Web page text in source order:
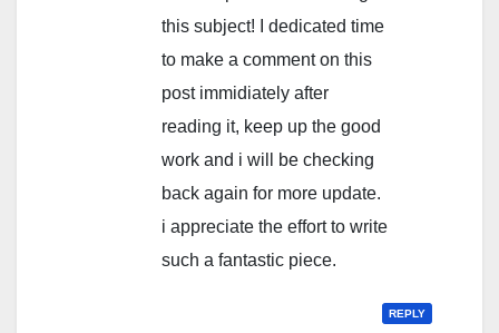
this subject! I dedicated time
to make a comment on this
post immidiately after
reading it, keep up the good
work and i will be checking
back again for more update.
i appreciate the effort to write
such a fantastic piece.
REPLY